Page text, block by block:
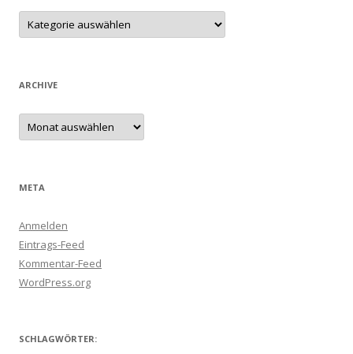
Kategorien
ARCHIVE
Archive
META
Anmelden
Eintrags-Feed
Kommentar-Feed
WordPress.org
SCHLAGWÖRTER: